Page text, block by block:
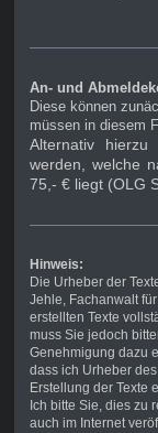
An- und
Diese können
müssen in diesem
Alternativ
werden, welche
75,- € liegt (OLG
Hinweis:
Die Urheber der
Jehle, Fachanwalt
erstellten Texte
muss Sie jedoch
Genehmigung dazu
dass ich Urheber
Erstellung der Texte
Ich bitte Sie, dies zu
auch im Internet